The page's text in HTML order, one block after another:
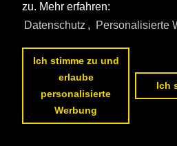
Datenschutzerklärung |
zu. Mehr erfahren:
Datenschutz , Personalisierte
Ich stimme zu und
erlaube
personalisierte
Werbung
Ich